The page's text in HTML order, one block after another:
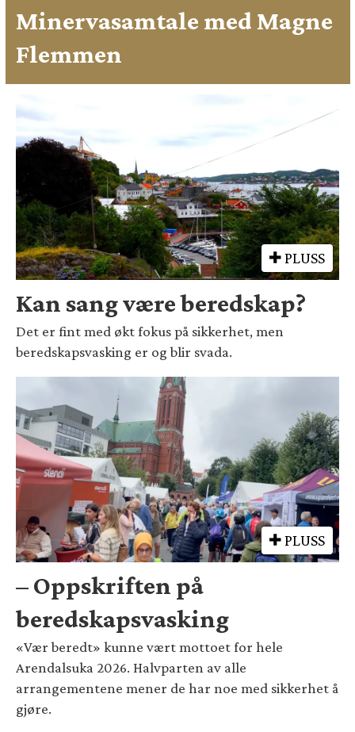
Minervasamtale med Magne
Flemmen
PLUSS
Kan sang være beredskap?
Det er fint med økt fokus på sikkerhet, men
beredskapsvasking er og blir svada.
PLUSS
– Oppskriften på
beredskapsvasking
«Vær beredt» kunne vært mottoet for hele
Arendalsuka 2026. Halvparten av alle
arrangementene mener de har noe med sikkerhet å
gjøre.